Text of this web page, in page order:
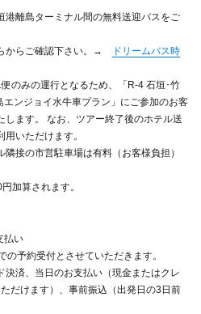
港離島ターミナル間の無料送迎バスをご
からご確認下さい。→
ドリームバス時
のみの運行となるため、「R-4 石垣･竹
ンジョイ水牛車プラン」にご参加のお客
ます。 なお、ツアー終了後のホテル送
いただけます。
接の市営駐車場は有料（お客様負担）
加算されます。
払い
予約受付とさせていただきます。
決済、当日のお支払い（現金またはクレ
だけます）、事前振込（出発日の3日前